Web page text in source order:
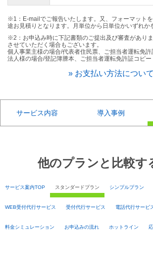
※1：E-mailでご報告いたします。又、フォーマット
途お見積りとなります。月単位から日単位かいずれか
※2：お申込み時に下記書類のご提出及び審査があり
させていただく場合もございます。
個人事業主様の場合/代表者住民票、ご担当者運転免許
法人様の場合/登記簿謄本、ご担当者運転免許証コピー
» お支払い方法について
サービス内容 導入事例
他のプランと比較す
サービス案内TOP スタンダードプラン シンプルプラン
WEB受付代行サービス 受付代行サービス 電話代行サービ
料金シミュレーション お申込みの流れ ホットライン